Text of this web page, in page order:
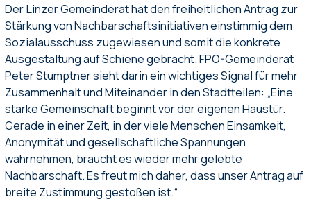
Der Linzer Gemeinderat hat den freiheitlichen Antrag zur
Stärkung von Nachbarschaftsinitiativen einstimmig dem
Sozialausschuss zugewiesen und somit die konkrete
Ausgestaltung auf Schiene gebracht. FPÖ-Gemeinderat
Peter Stumptner sieht darin ein wichtiges Signal für mehr
Zusammenhalt und Miteinander in den Stadtteilen: „Eine
starke Gemeinschaft beginnt vor der eigenen Haustür.
Gerade in einer Zeit, in der viele Menschen Einsamkeit,
Anonymität und gesellschaftliche Spannungen
wahrnehmen, braucht es wieder mehr gelebte
Nachbarschaft. Es freut mich daher, dass unser Antrag auf
breite Zustimmung gestoßen ist.“